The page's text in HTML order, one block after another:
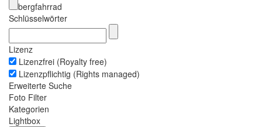
bergfahrrad
Schlüsselwörter
Lizenz
Lizenzfrei (Royalty free)
Lizenzpflichtig (Rights managed)
Erweiterte Suche
Foto Filter
Kategorien
Lightbox